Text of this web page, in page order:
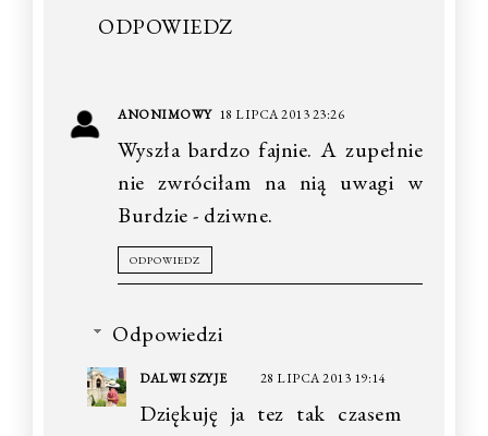
ODPOWIEDZ
ANONIMOWY 18 LIPCA 2013 23:26
Wyszła bardzo fajnie. A zupełnie
nie zwróciłam na nią uwagi w
Burdzie - dziwne.
ODPOWIEDZ
Odpowiedzi
DALWI SZYJE 28 LIPCA 2013 19:14
Dziękuję ja tez tak czasem